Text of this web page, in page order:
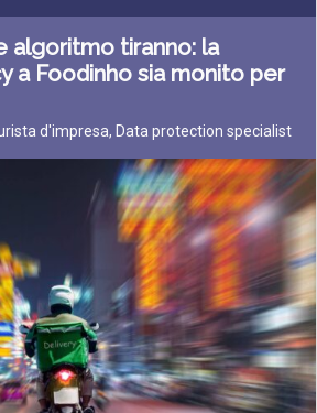
algoritmo tiranno: la
a Foodinho sia monito per
d'impresa, Data protection specialist